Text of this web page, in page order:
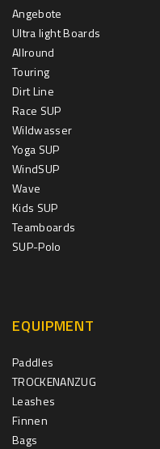
Angebote
Ultra light Boards
Allround
Touring
Dirt Line
Race SUP
Wildwasser
Yoga SUP
WindSUP
Wave
Kids SUP
Teamboards
SUP-Polo
EQUIPMENT
Paddles
TROCKENANZUG
Leashes
Finnen
Bags